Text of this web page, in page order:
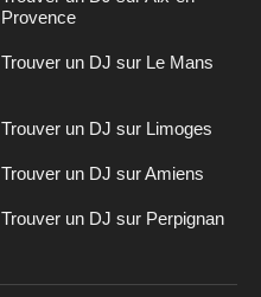
Provence
Trouver un DJ sur Le Mans
Trouver un DJ sur Limoges
Trouver un DJ sur Amiens
Trouver un DJ sur Perpignan